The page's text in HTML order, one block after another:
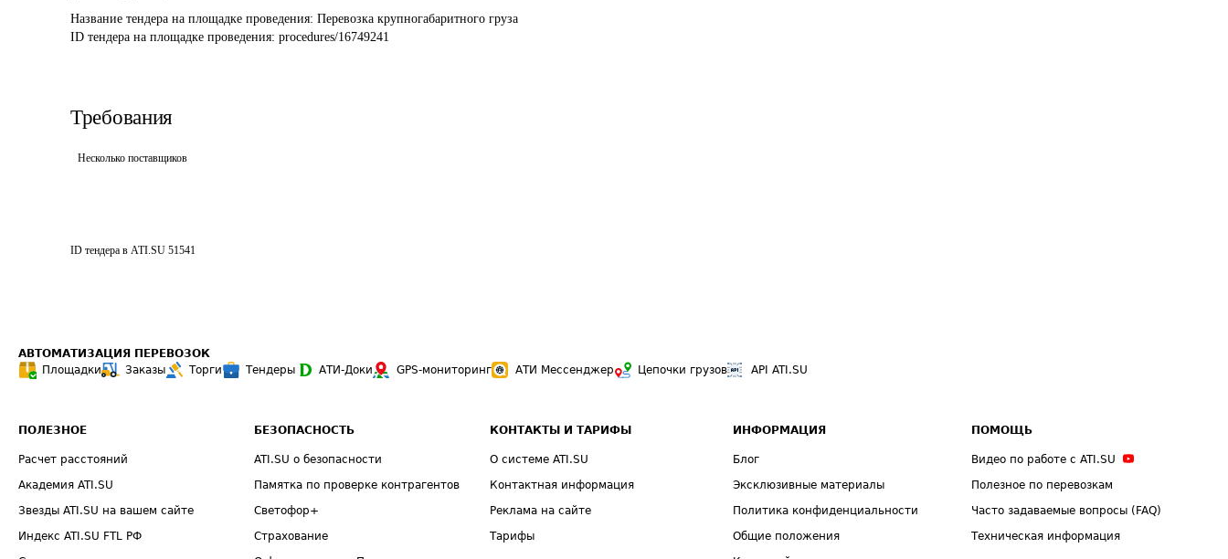
Название тендера на площадке проведения: Перевозка крупногабаритного груза
ID тендера на площадке проведения: procedures/16749241
Требования
Несколько поставщиков
ID тендера в ATI.SU 51541
АВТОМАТИЗАЦИЯ ПЕРЕВОЗОК
Площадки
Заказы Торги Тендеры АТИ-Доки GPS-мониторинг АТИ Мессенджер Цепочки грузов API ATI.SU
ПОЛЕЗНОЕ
Расчет расстояний
Академия ATI.SU
Звезды ATI.SU на вашем сайте
Индекс ATI.SU FTL РФ
БЕЗОПАСНОСТЬ
ATI.SU о безопасности
Памятка по проверке контрагентов
Светофор+
Страхование
КОНТАКТЫ И ТАРИФЫ
О системе ATI.SU
Контактная информация
Реклама на сайте
Тарифы
ИНФОРМАЦИЯ
Блог
Эксклюзивные материалы
Политика конфиденциальности
Общие положения
ПОМОЩЬ
Видео по работе с ATI.SU
Полезное по перевозкам
Часто задаваемые вопросы (FAQ)
Техническая информация